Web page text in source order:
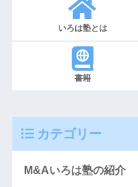
いろは塾とは
書籍
カテゴリー
M&Aいろは塾の紹介